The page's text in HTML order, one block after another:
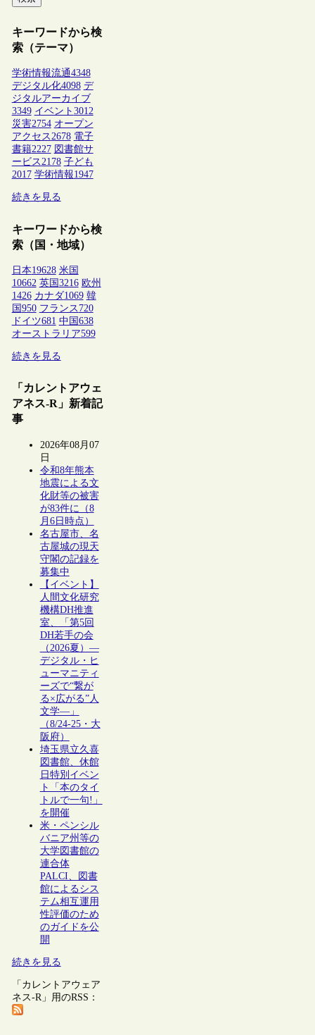
キーワードから検
索（テーマ）
学術情報流通4348
デジタル化4098 デ
ジタルアーカイブ
3349 イベント 3012
災害2754 オープン
アクセス2678 電子
書籍2227 図書館サ
ービス2178 子ども
2017 学術情報1947
続きを見る
キーワードから検
索（国・地域）
日本19628 米国
10662 英国 3216 欧州
1426 カナダ1069 韓
国 950 フランス 720
ドイツ681 中国 638
オーストラリア599
続きを見る
「カレントアウェ
アネス-R」新着記
事
2026年08月07
日
令和8年熊本
地震による文
化財等の被害
が83件に（8
月6日時点）
名古屋市、名
古屋城の現天
守閣の記録を
募集中
【イベント】
人間文化研究
機構DH推進
室、「第5回
DH若手の会
（2026夏）―
デジタル・ヒ
ューマニティ
ーズで“繋が
る×広がる”人
文学―」
（8/24-25・大
阪府）
埼玉県立久喜
図書館、休館
日特別イベン
ト「本のタイ
トルで一句!」
を開催
米・ペンシル
バニア州等の
大学図書館の
連合体
PALCI、図書
館によるシス
テム相互運用
性評価のため
のガイドを公
開
続きを見る
「カレントアウェア
ネス-R」用のRSS：